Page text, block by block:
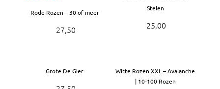
Rode Rozen – 30 of meer
27,50
Stelen
25,00
Grote De Gier
Witte Rozen XXL – Avalanche
| 10-100 Rozen